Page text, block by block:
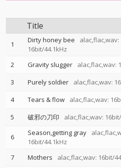
Title
1 Dirty honey bee
alac,flac,wav:
16bit/44.1kHz
2 Gravity slugger alac,flac,wav:
3
Purely soldier alac,flac,wav:
4
Tears & flow alac,flac,wav:
5
破邪の刀印 alac,flac,wav:
6 Season,getting gray
16bit/44.1kHz
7 Mothers alac,flac,wav: 16bit/